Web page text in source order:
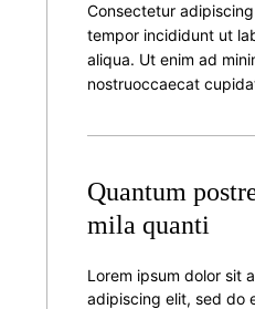
Consectetur
tempor incididunt ut
aliqua. Ut enim ad
nostruoccaecat
Quantum
mila quanti
Lorem ipsum dolor sit
adipiscing elit, sed do